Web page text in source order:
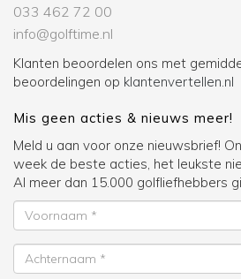
033 462 72 00
info@golftime.nl
Klanten beoordelen ons met
beoordelingen op klantenvertellen.nl
Mis geen acties & nieuws meer!
Meld u aan voor onze nieuwsbrief!
week de beste acties, het leukste
Al meer dan 15.000 golfliefhebbers
Voornaam
Achternaam